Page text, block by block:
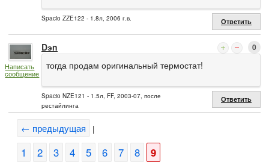
Spacio ZZE122 - 1.8л, 2006 г.в. Ответить
Написать
сообщение
Dэn 0
тогда продам оригинальный термостат!
Spacio NZE121 - 1.5л, FF, 2003-07, после
рестайлинга
Ответить
← предыдущая |
1 2 3 4 5 6 7 8 9